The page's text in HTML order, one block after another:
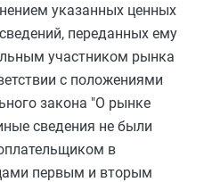
указанных ценных
переданных ему
участником рынка
с положениями
закона "О рынке
сведения не были
в
первым и вторым